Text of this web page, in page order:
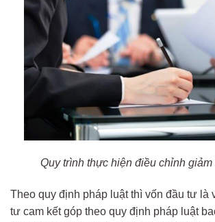
Quy trình thực hiện điều chỉnh
Theo quy định pháp luật thì vốn đầu tư là
tư cam kết góp theo quy định pháp luật